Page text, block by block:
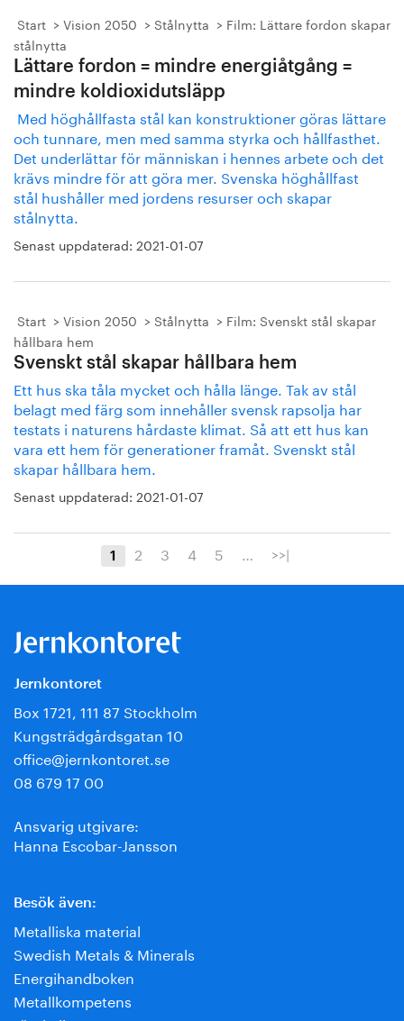
Start Vision 2050 Stålnytta
Film: Lättare fordon skapar
stålnytta
Lättare fordon = mindre energiåtgång =
mindre koldioxidutsläpp
Med höghållfasta stål kan konstruktioner göras lättare
och tunnare, men med samma styrka och hållfasthet.
Det underlättar för människan i hennes arbete och det
krävs mindre för att göra mer. Svenska höghållfast
stål hushåller med jordens resurser och skapar
stålnytta.
Senast uppdaterad: 2021-01-07
Start Vision 2050 Stålnytta
Film: Svenskt stål skapar
hållbara hem
Svenskt stål skapar hållbara hem
Ett hus ska tåla mycket och hålla länge. Tak av stål
belagt med färg som innehåller svensk rapsolja har
testats i naturens hårdaste klimat. Så att ett hus kan
vara ett hem för generationer framåt. Svenskt stål
skapar hållbara hem.
Senast uppdaterad: 2021-01-07
1 2 3 4 5 … >>|
Jernkontoret
Box 1721, 111 87 Stockholm
Kungsträdgårdsgatan 10
office@jernkontoret.se
08 679 17 00
Ansvarig utgivare:
Hanna Escobar-Jansson
Besök även:
Metalliska material
Swedish Metals & Minerals
Energihandboken
Metallkompetens